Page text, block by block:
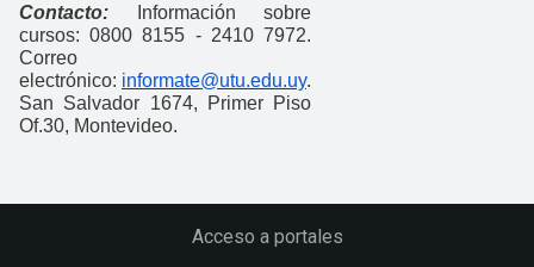
Contacto:
Información sobre
cursos: 0800 8155 - 2410 7972.
Correo
electrónico: informate@utu.edu.uy.
San Salvador 1674, Primer Piso
Of.30, Montevideo.
Acceso a portales